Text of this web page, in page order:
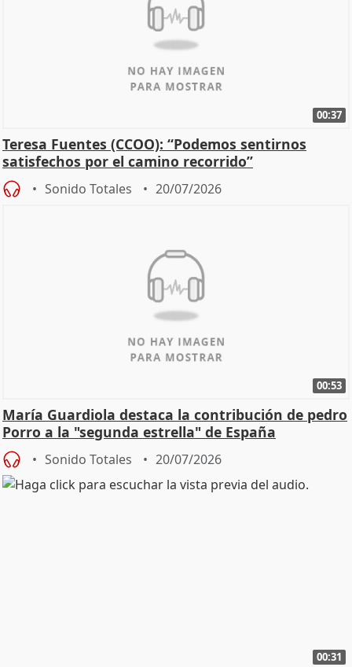
00:37
Teresa Fuentes (CCOO): “Podemos sentirnos
satisfechos por el camino recorrido”
Sonido Totales 20/07/2026
00:53
María Guardiola destaca la contribución de pedro
Porro a la "segunda estrella" de España
Sonido Totales 20/07/2026
00:31